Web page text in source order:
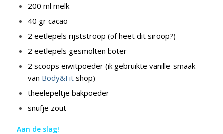
200 ml melk
40 gr cacao
2 eetlepels rijststroop (of heet dit siroop?)
2 eetlepels gesmolten boter
2 scoops eiwitpoeder (ik gebruikte vanille-smaak
van Body&Fitshop)
theelepeltje bakpoeder
snufje zout
Aan de slag!